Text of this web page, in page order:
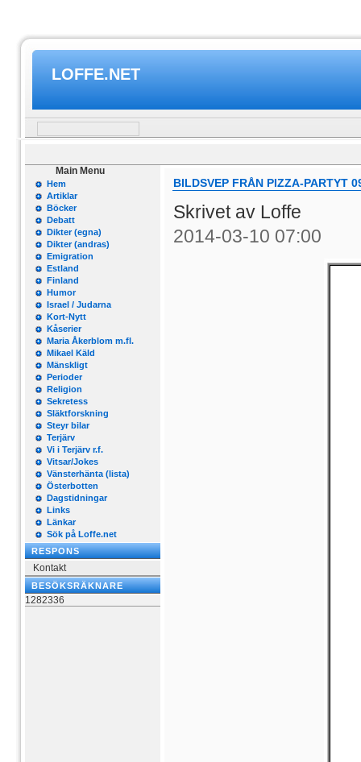
LOFFE.NET
Main Menu
Hem
Artiklar
Böcker
Debatt
Dikter (egna)
Dikter (andras)
Emigration
Estland
Finland
Humor
Israel / Judarna
Kort-Nytt
Kåserier
Maria Åkerblom m.fl.
Mikael Käld
Mänskligt
Perioder
Religion
Sekretess
Släktforskning
Steyr bilar
Terjärv
Vi i Terjärv r.f.
Vitsar/Jokes
Vänsterhänta (lista)
Österbotten
Dagstidningar
Links
Länkar
Sök på Loffe.net
RESPONS
Kontakt
BESÖKSRÄKNARE
1282336
BILDSVEP FRÅN PIZZA-PARTYT
Skrivet av Loffe
2014-03-10 07:00